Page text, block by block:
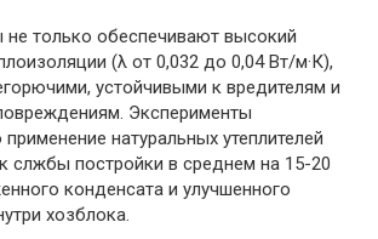
не только обеспечивают высокий
(λ от 0,032 до 0,04 Вт/м·К),
устойчивыми к вредителям и
Эксперименты
натуральных утеплителей
слжбы постройки в среднем на 15-20
конденсата и улучшенного
хозблока.